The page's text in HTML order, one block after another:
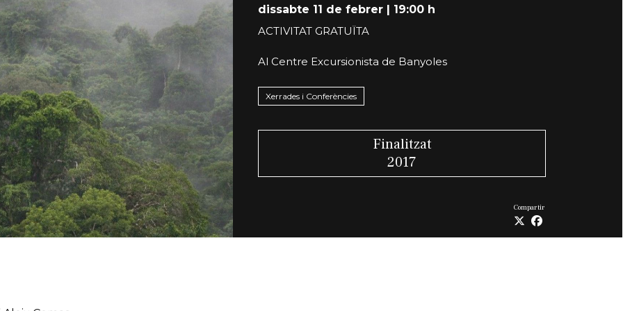
dissabte 11 de febrer
19:00 h
ACTIVITAT GRATUÏTA
Al Centre Excursionista de Banyoles
Xerrades i Conferències
Finalitzat
2017
Compartir